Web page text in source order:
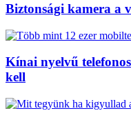
Biztonsági kamera a
Kínai nyelvű
kell